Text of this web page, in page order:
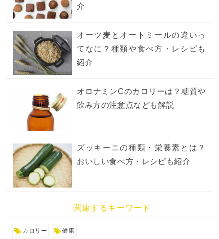
介
オーツ麦とオートミールの違いっ
てなに？種類や食べ方・レシピも
紹介
オロナミンCのカロリーは？糖質や
飲み方の注意点なども解説
ズッキーニの種類・栄養素とは？
おいしい食べ方・レシピも紹介
関連するキーワード
カロリー 健康